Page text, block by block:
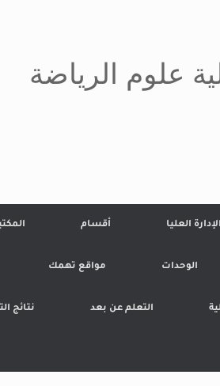
علوم الرياضة
الإدارة العليا أقسام
الوحدات مواقع تهمك
التعلم عن بعد نتائج